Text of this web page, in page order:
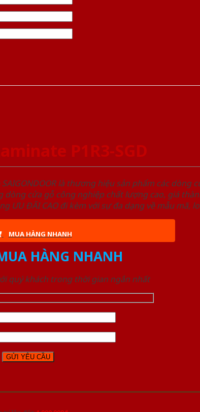
P1R3-SGD
là thương hiệu sản phẩm các
cửa gỗ công nghiệp chất lượng cao, giá
ƯU ĐÃI CAO đi kèm với sự đa dạng về mẫu mã,
MUA HÀNG NHANH
HÀNG NHANH
quý khách trong thời gian ngắn nhất